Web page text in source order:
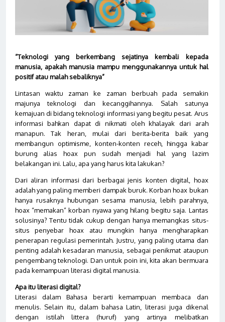
“Teknologi yang berkembang sejatinya kembali kepada
manusia, apakah manusia mampu menggunakannya untuk hal
positif atau malah sebaliknya”
Lintasan waktu zaman ke zaman berbuah pada semakin
majunya teknologi dan kecanggihannya. Salah satunya
kemajuan di bidang teknologi informasi yang begitu pesat. Arus
informasi bahkan dapat di nikmati oleh khalayak dari arah
manapun. Tak heran, mulai dari berita-berita baik yang
membangun optimisme, konten-konten receh, hingga kabar
burung alias hoax pun sudah menjadi hal yang lazim
belakangan ini. Lalu, apa yang harus kita lakukan?
Dari aliran informasi dari berbagai jenis konten digital, hoax
adalah yang paling memberi dampak buruk. Korban hoax bukan
hanya rusaknya hubungan sesama manusia, lebih parahnya,
hoax “memakan” korban nyawa yang hilang begitu saja. Lantas
solusinya? Tentu tidak cukup dengan hanya memangkas situs-
situs penyebar hoax atau mungkin hanya mengharapkan
penerapan regulasi pemerintah. Justru, yang paling utama dan
penting adalah kesadaran manusia, sebagai penikmat ataupun
pengembang teknologi. Dan untuk poin ini, kita akan bermuara
pada kemampuan literasi digital manusia.
Apa itu literasi digital?
Literasi dalam Bahasa berarti kemampuan membaca dan
menulis. Selain itu, dalam bahasa Latin, literasi juga dikenal
dengan istilah littera (huruf) yang artinya melibatkan